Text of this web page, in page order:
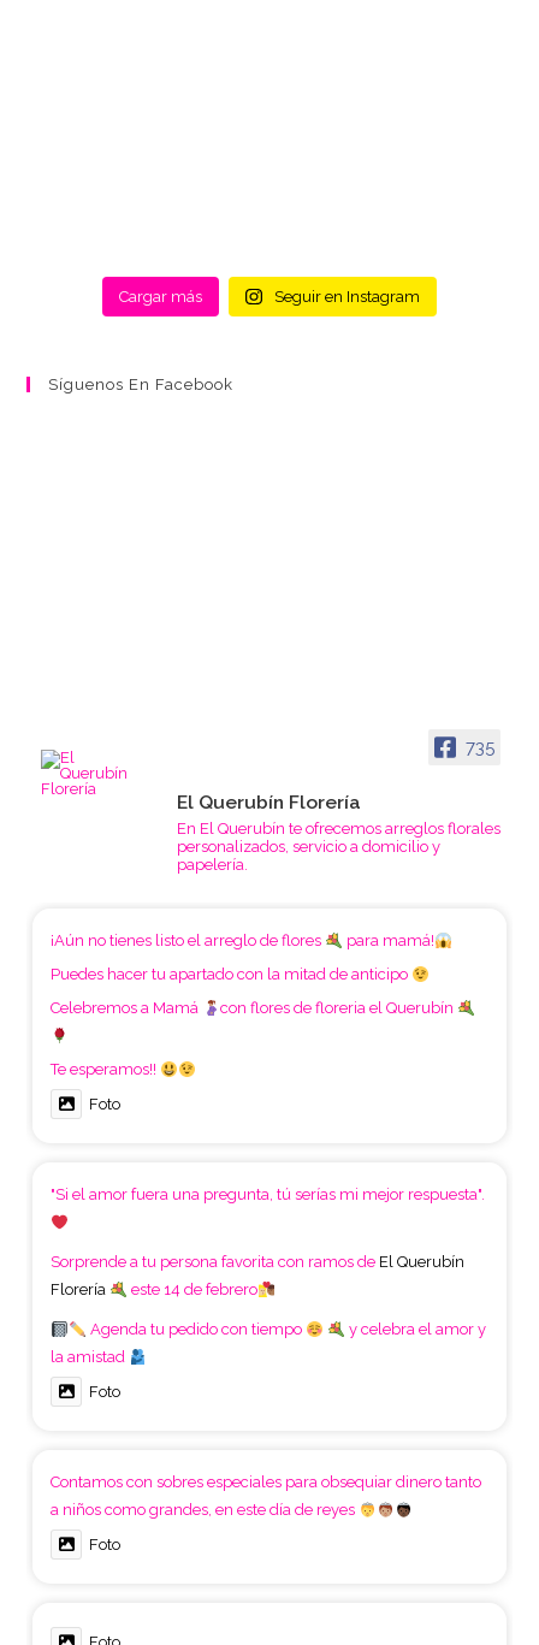
Cargar más Seguir en Instagram
Síguenos En Facebook
735
El Querubín Florería
En El Querubín te ofrecemos arreglos florales
personalizados, servicio a domicilio y
papelería.
¡Aún no tienes listo el arreglo de flores
para mamá!
Puedes hacer tu apartado con la mitad de anticipo
Celebremos a Mamá
con flores de floreria el Querubín
Te esperamos!!
Foto
"Si el amor fuera una pregunta, tú serías mi mejor respuesta".
Sorprende a tu persona favorita con ramos de El Querubín
Florería
este 14 de febrero
Agenda tu pedido con tiempo
y celebra el amor y
la amistad
Foto
Contamos con sobres especiales para obsequiar dinero tanto
a niños como grandes, en este día de reyes
Foto